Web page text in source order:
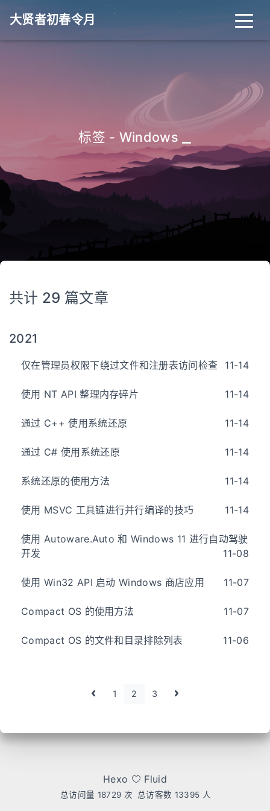
大贤者初春令月
标签 - Windows
共计 29 篇文章
2021
仅在管理员权限下绕过文件和注册表访问检查 11-14
使用 NT API 整理内存碎片 11-14
通过 C++ 使用系统还原 11-14
通过 C# 使用系统还原 11-14
系统还原的使用方法 11-14
使用 MSVC 工具链进行并行编译的技巧 11-14
使用 Autoware.Auto 和 Windows 11 进行自动驾驶
开发
11-08
使用 Win32 API 启动 Windows 商店应用 11-07
Compact OS 的使用方法 11-07
Compact OS 的文件和目录排除列表 11-06
1 2 3
Hexo Fluid
总访问量 18729 次 总访客数 13395 人